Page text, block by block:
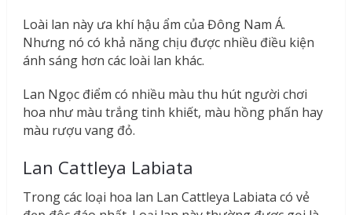
Loài lan này ưa khí hậu ẩm của Đông Nam Á.
Nhưng nó có khả năng chịu được nhiều điều kiện
ánh sáng hơn các loài lan khác.
Lan Ngọc điểm có nhiều màu thu hút người chơi
hoa như màu trắng tinh khiết, màu hồng phấn hay
màu rượu vang đỏ.
Lan Cattleya Labiata
Trong các loại hoa lan Lan Cattleya Labiata có vẻ